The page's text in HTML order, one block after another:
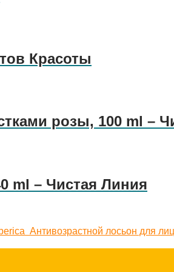
Красоты
розы, 100 ml –
ml – Чистая Линия
Антивозрастной лосьон для